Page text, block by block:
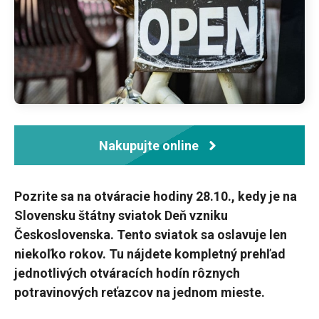
Nakupujte online
Pozrite sa na otváracie hodiny 28.10., kedy je na
Slovensku štátny sviatok Deň vzniku
Československa. Tento sviatok sa oslavuje len
niekoľko rokov. Tu nájdete kompletný prehľad
jednotlivých otváracích hodín rôznych
potravinových reťazcov na jednom mieste.